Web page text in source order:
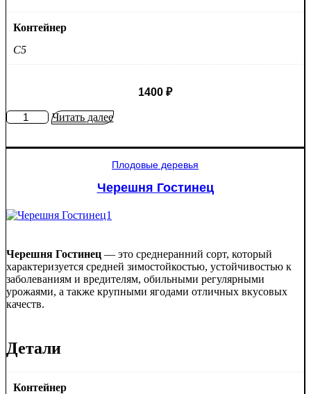
Контейнер
C5
1400 ₽
КоличествоЧитать далее
Плодовые деревья
Черешня Гостинец
Черешня Гостинец — это среднеранний сорт, который
характеризуется средней зимостойкостью, устойчивостью к
заболеваниям и вредителям, обильными регулярными
урожаями, а также крупными ягодами отличных вкусовых
качеств.
Детали
Контейнер